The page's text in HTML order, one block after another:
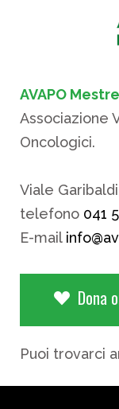
AVAPO Mestre
Associazione
Oncologici.
Viale
telefono 041
E-mail
Dona
Puoi trovarci